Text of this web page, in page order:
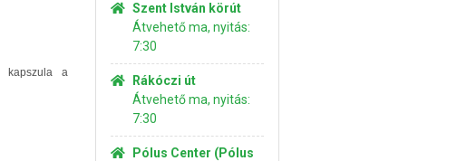
kapszula a
Szent István körút
Átvehető ma, nyitás:
7:30
Rákóczi út
Átvehető ma, nyitás:
7:30
Pólus Center (Pólus